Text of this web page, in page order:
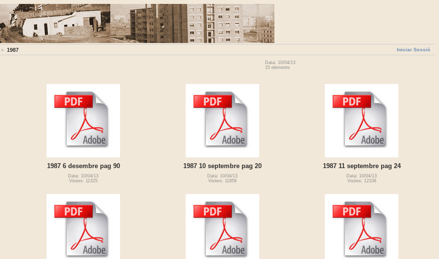
Iniciar Sessió
1987
Data: 10/04/13
15 elements
1987 6 desembre pag 90
Data: 10/04/13
Visites: 11325
1987 10 septembre pag 20
Data: 10/04/13
Visites: 11959
1987 11 septembre pag 24
Data: 10/04/13
Visites: 12108